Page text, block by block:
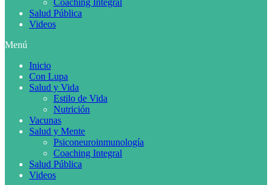
Coaching Integral
Salud Pública
Videos
Menú
Inicio
Con Lupa
Salud y Vida
Estilo de Vida
Nutrición
Vacunas
Salud y Mente
Psiconeuroinmunología
Coaching Integral
Salud Pública
Videos